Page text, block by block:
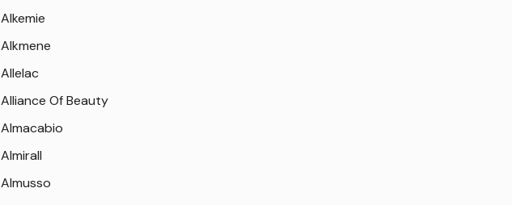
Alkemie
Alkmene
Allelac
Alliance Of Beauty
Almacabio
Almirall
Almusso